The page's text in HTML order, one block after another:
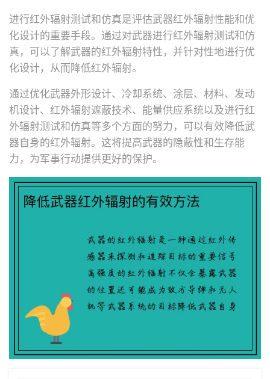
进行红外辐射测试和仿真是评估武器红外辐射性能和优
化设计的重要手段。通过对武器进行红外辐射测试和仿
真，可以了解武器的红外辐射特性，并针对性地进行优
化设计，从而降低红外辐射。
通过优化武器外形设计、冷却系统、涂层、材料、发动
机设计、红外辐射遮蔽技术、能量供应系统以及进行红
外辐射测试和仿真等多个方面的努力，可以有效降低武
器自身的红外辐射。这将提高武器的隐蔽性和生存能
力，为军事行动提供更好的保护。